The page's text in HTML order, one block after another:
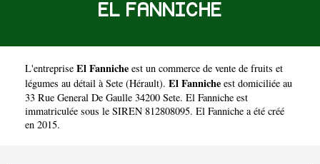
EL FANNICHE
L'entreprise El Fanniche est un commerce de vente de fruits et
légumes au détail à Sete (Hérault). El Fanniche est domiciliée au
33 Rue General De Gaulle 34200 Sete. El Fanniche est
immatriculée sous le SIREN 812808095. El Fanniche a été créé
en 2015.